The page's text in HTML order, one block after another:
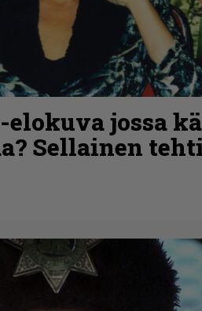
elokuva jossa
Sellainen